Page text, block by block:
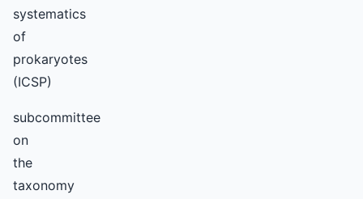
systematics
of
prokaryotes
(ICSP)
subcommittee
on
the
taxonomy